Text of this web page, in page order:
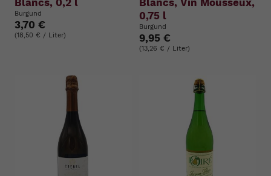
Burgund
3,70 €
(18,50 € / Liter)
0,75 l
Burgund
9,95 €
(13,26 € / Liter)